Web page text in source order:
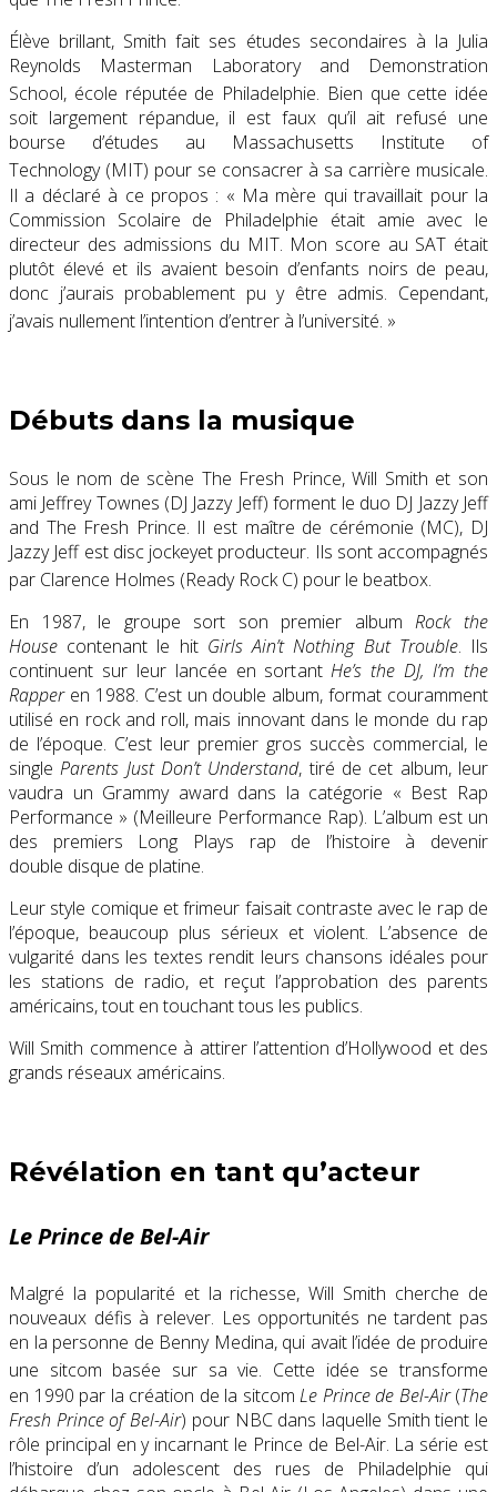
Élève brillant, Smith fait ses études secondaires à la Julia
Reynolds Masterman Laboratory and Demonstration
School, école réputée de Philadelphie. Bien que cette idée
soit largement répandue, il est faux qu’il ait refusé une
bourse d’études au Massachusetts Institute of
Technology(MIT) pour se consacrer à sa carrière musicale.
Il a déclaré à ce propos : « Ma mère qui travaillait pour la
Commission Scolaire de Philadelphie était amie avec le
directeur des admissions du MIT. Mon score au SAT était
plutôt élevé et ils avaient besoin d’enfants noirs de peau,
donc j’aurais probablement pu y être admis. Cependant,
j’avais nullement l’intention d’entrer à l’université. »
Débuts dans la musique
Sous le nom de scène The Fresh Prince, Will Smith et son
ami Jeffrey Townes (DJ Jazzy Jeff) forment le duo DJ Jazzy Jeff
and The Fresh Prince. Il est maître de cérémonie (MC), DJ
Jazzy Jeffest disc jockeyet producteur. Ils sont accompagnés
par Clarence Holmes (Ready Rock C) pour le beatbox.
En 1987, le groupe sort son premier albumRock the
House contenant le hit Girls Ain’t Nothing But Trouble. Ils
continuent sur leur lancée en sortantHe’s the DJ, I’m the
Rapperen 1988. C’est un double album, format couramment
utilisé en rock and roll, mais innovant dans le monde du rap
de l’époque. C’est leur premier gros succès commercial, le
singleParents Just Don’t Understand, tiré de cet album, leur
vaudra un Grammy award dans la catégorie « Best Rap
Performance » (Meilleure Performance Rap). L’album est un
des premiers Long Plays rap de l’histoire à devenir
double disque de platine.
Leur style comique et frimeur faisait contraste avec le rap de
l’époque, beaucoup plus sérieux et violent. L’absence de
vulgarité dans les textes rendit leurs chansons idéales pour
les stations de radio, et reçut l’approbation des parents
américains, tout en touchant tous les publics.
Will Smith commence à attirer l’attention d’Hollywood et des
grands réseaux américains.
Révélation en tant qu’acteur
Le Prince de Bel-Air
Malgré la popularité et la richesse, Will Smith cherche de
nouveaux défis à relever. Les opportunités ne tardent pas
en la personne de Benny Medina, qui avait l’idée de produire
une sitcom basée sur sa vie. Cette idée se transforme
en 1990 par la création de la sitcom Le Prince de Bel-Air(The
Fresh Prince of Bel-Air) pour NBC dans laquelle Smith tient le
rôle principal en y incarnant le Prince de Bel-Air. La série est
l’histoire d’un adolescent des rues de Philadelphie qui